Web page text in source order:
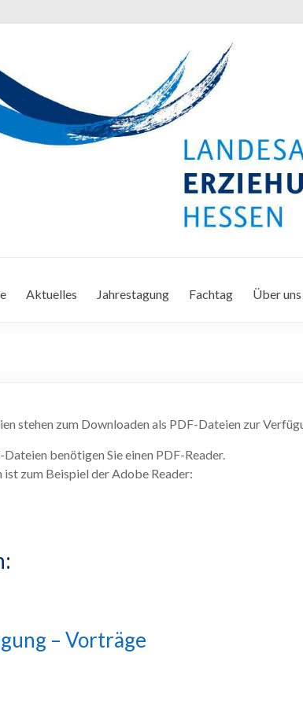
Aktuelles Jahrestagung Fachtag Über uns
stehen zum Downloaden als PDF-Dateien zur
Dateien benötigen Sie einen PDF-Reader.
zum Beispiel der Adobe Reader:
– Vorträge